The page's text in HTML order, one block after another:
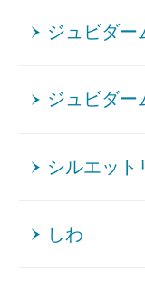
ジュビダー
ジュビダ
シルエット
しわ